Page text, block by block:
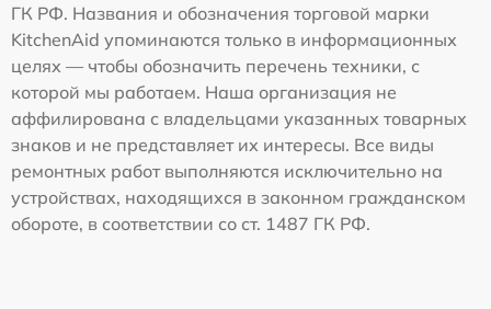
ГК РФ. Названия и обозначения торговой марки
KitchenAid упоминаются только в информационных
целях — чтобы обозначить перечень техники, с
которой мы работаем. Наша организация не
аффилирована с владельцами указанных товарных
знаков и не представляет их интересы. Все виды
ремонтных работ выполняются исключительно на
устройствах, находящихся в законном гражданском
обороте, в соответствии со ст. 1487 ГК РФ.